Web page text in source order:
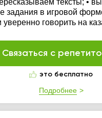
тексты; •
задания в игровой
уверенно говорить на
Связаться с
это бесплатно
Подробнее